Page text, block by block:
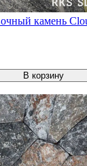
камень
В корзину